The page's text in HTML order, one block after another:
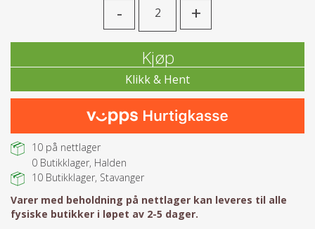
- +
Kjøp
10 på nettlager
0 Butikklager, Halden
10 Butikklager, Stavanger
Varer med beholdning på nettlager kan leveres til alle
fysiske butikker i løpet av 2-5 dager.